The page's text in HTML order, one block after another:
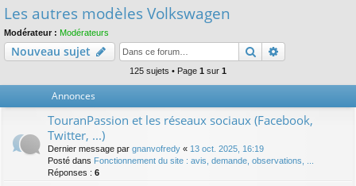
pi
de
c
Les autres modèles Volkswagen
Modérateur : Modérateurs
Nouveau sujet Rechercher
125 sujets • Page 1 sur 1
Annonces
TouranPassion et les réseaux sociaux (Facebook,
Twitter, ...)
Dernier message par gnanvofredy « 13 oct. 2025, 16:19
Posté dans Fonctionnement du site : avis, demande, observations, ...
Réponses : 6